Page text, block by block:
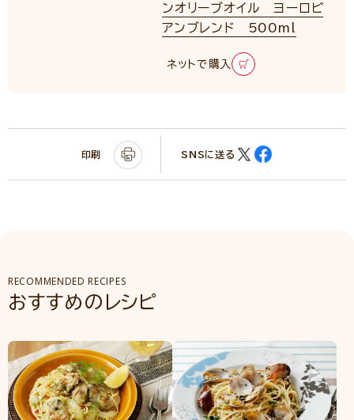
ンオリーブオイル ヨーロピ
アンブレンド 500ml
ネットで購入
印刷 SNSに送る
RECOMMENDED RECIPES
おすすめのレシピ